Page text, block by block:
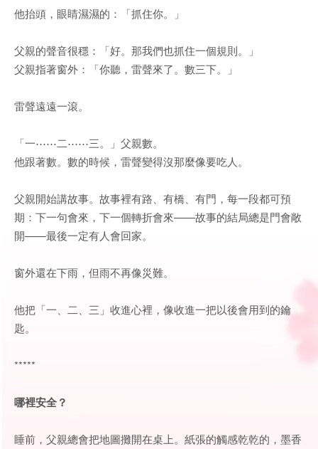
他抬頭，眼睛濕濕的：「抓住你。」
父親的聲音很穩：「好。那我們也抓住一個規則。」
父親指著窗外：「你聽，雷聲來了。數三下。」
雷聲遠遠一滾。
「一⋯⋯二⋯⋯三。」父親數。
他跟著數。數的時候，雷聲變得沒那麼像要吃人。
父親開始講故事。故事裡有路、有橋、有門，每一段都可預
期：下一句會來，下一個轉折會來——故事的結局總是門會敞
開——最後一定有人會回家。
窗外還在下雨，但雨不再像災難。
他把「一、二、三」收進心裡，像收進一把以後會用到的鑰
匙。
*****
哪裡安全？
睡前，父親總會把地圖攤開在桌上。紙張的觸感乾乾的，墨香